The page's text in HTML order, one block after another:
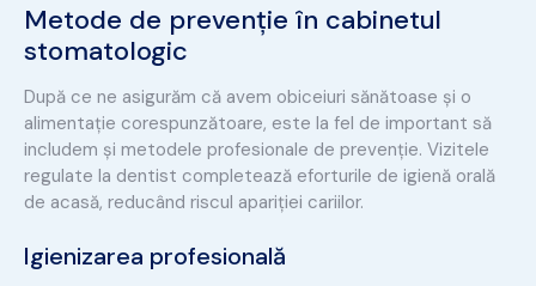
Metode de prevenție în cabinetul
stomatologic
După ce ne asigurăm că avem obiceiuri sănătoase și o
alimentație corespunzătoare, este la fel de important să
includem și metodele profesionale de prevenție. Vizitele
regulate la dentist completează eforturile de igienă orală
de acasă, reducând riscul apariției cariilor.
Igienizarea profesională